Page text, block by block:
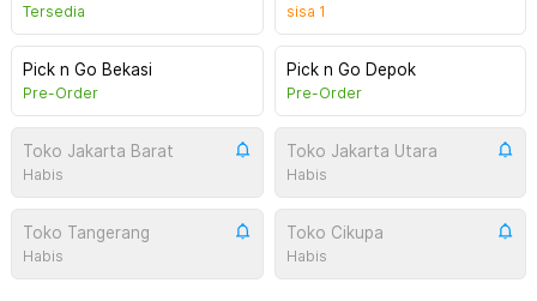
Tersedia sisa 1
Pick n Go Bekasi
Pre-Order
Pick n Go Depok
Pre-Order
Toko Jakarta Barat
Habis
Toko Jakarta Utara
Habis
Toko Tangerang
Habis
Toko Cikupa
Habis